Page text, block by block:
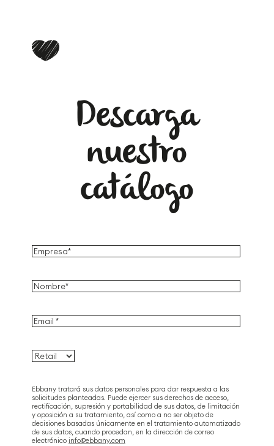
Descarga
nuestro
catálogo
Ebbany tratará sus datos personales para dar respuesta a las
solicitudes planteadas. Puede ejercer sus derechos de acceso,
rectificación, supresión y portabilidad de sus datos, de limitación
y oposición a su tratamiento, así como a no ser objeto de
decisiones basadas únicamente en el tratamiento automatizado
de sus datos, cuando procedan, en la dirección de correo
electrónico info@ebbany.com